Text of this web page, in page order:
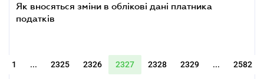
Як вносяться зміни в облікові дані платника
податків
1 ... 2325 2326 2327 2328 2329 ... 2582